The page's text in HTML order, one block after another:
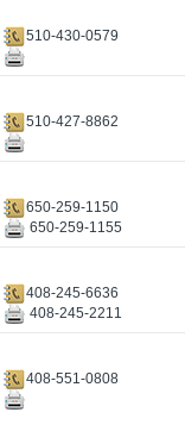
510-430-0579
510-427-8862
650-259-1150
650-259-1155
408-245-6636
408-245-2211
408-551-0808